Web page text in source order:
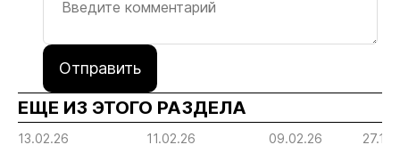
Отправить
ЕЩЕ ИЗ ЭТОГО РАЗДЕЛА
13.02.26 11.02.26 09.02.26